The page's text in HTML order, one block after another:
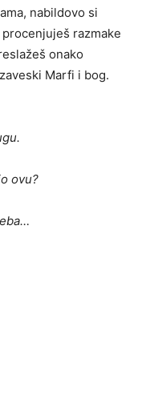
nabildovo si
razmake
onako
Marfi i bog.
ovu?